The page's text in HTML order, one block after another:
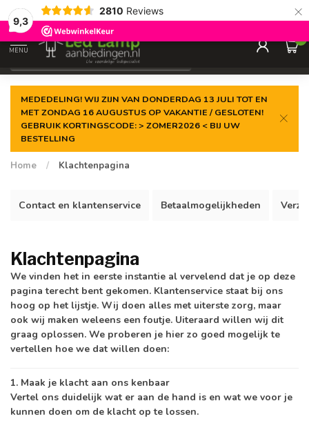
9,3
2810 Reviews ×
Gegarandeerde delaagste prijs
MENU
0
MEDEDELING! WIJ ZIJN VAN DONDERDAG 13 JULI TOT EN
MET ZONDAG 16 AUGUSTUS OP VAKANTIE / GESLOTEN!
GEBRUIK KORTINGSCODE: > ZOMER2026 < BIJ UW
BESTELLING
Home / Klachtenpagina
Contact en klantenservice Betaalmogelijkheden
Klachtenpagina
We vinden het in eerste instantie al vervelend dat je op deze
pagina terecht bent gekomen. Klantenservice staat bij ons
hoog op het lijstje. Wij doen alles met uiterste zorg, maar
ook wij maken weleens een foutje. Uiteraard willen wij dit
graag oplossen. We proberen je hier zo goed mogelijk te
vertellen hoe we dat willen doen:
1. Maak je klacht aan ons kenbaar
Vertel ons duidelijk wat er aan de hand is en wat we voor je
kunnen doen om de klacht op te lossen.